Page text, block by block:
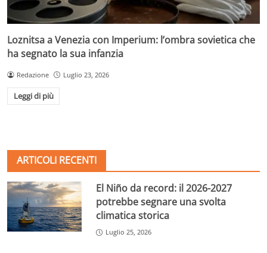
Loznitsa a Venezia con Imperium: l’ombra sovietica che
ha segnato la sua infanzia
Redazione Luglio 23, 2026
Leggi di più
ARTICOLI RECENTI
El Niño da record: il 2026-2027
potrebbe segnare una svolta
climatica storica
Luglio 25, 2026